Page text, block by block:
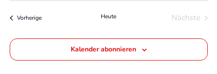
VorherigeVeranstaltungen Heute
Nächste
Kalender abonnieren